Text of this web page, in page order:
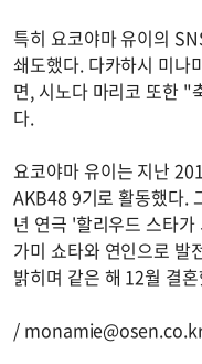
특히 요코야마 유이의
쇄도했다. 다카하시 미
면, 시노다 마리코 또한 "
다.
요코야마 유이는 지난
AKB48 9기로 활동했다.
년 연극 '할리우드 스타
가미 쇼타와 연인으로 발
밝히며 같은 해 12월 결
/